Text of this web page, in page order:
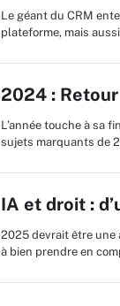
Le géant du CRM
plateforme, mais
2024 :
L’année touche à sa
sujets marquants de
IA et droit :
2025 devrait être une
à bien prendre en